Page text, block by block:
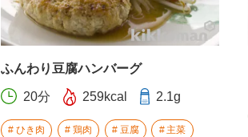
ふんわり豆腐ハンバーグ
20分 259kcal 2.1g
ひき肉 鶏肉 豆腐 主菜